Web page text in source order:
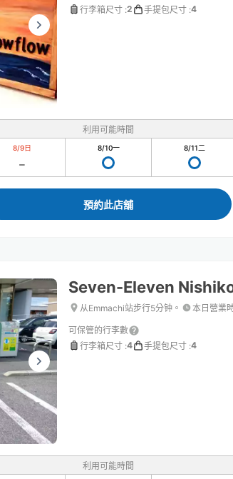
行李箱尺寸 :2 手提包尺寸 :4
利用可能時間
8/9日 8/10一 8/11二
預約此店舖
Seven-Eleven
从Emmachi站步行5分钟。 本日營業
可保管的行李數
行李箱尺寸 :4 手提包尺寸 :4
利用可能時間